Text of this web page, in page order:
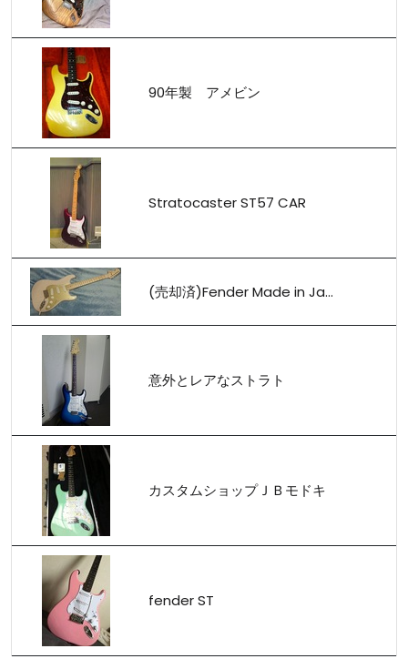
90年製 アメビン
Stratocaster ST57 CAR
(売却済)Fender Made in Ja...
意外とレアなストラト
カスタムショップＪＢモドキ
fender ST